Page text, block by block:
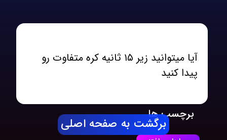
آیا میتوانید زیر ۱۵ ثانیه کره متفاوت رو
پیدا کنید
برچسب ها
برگشت به صفحه اصلی